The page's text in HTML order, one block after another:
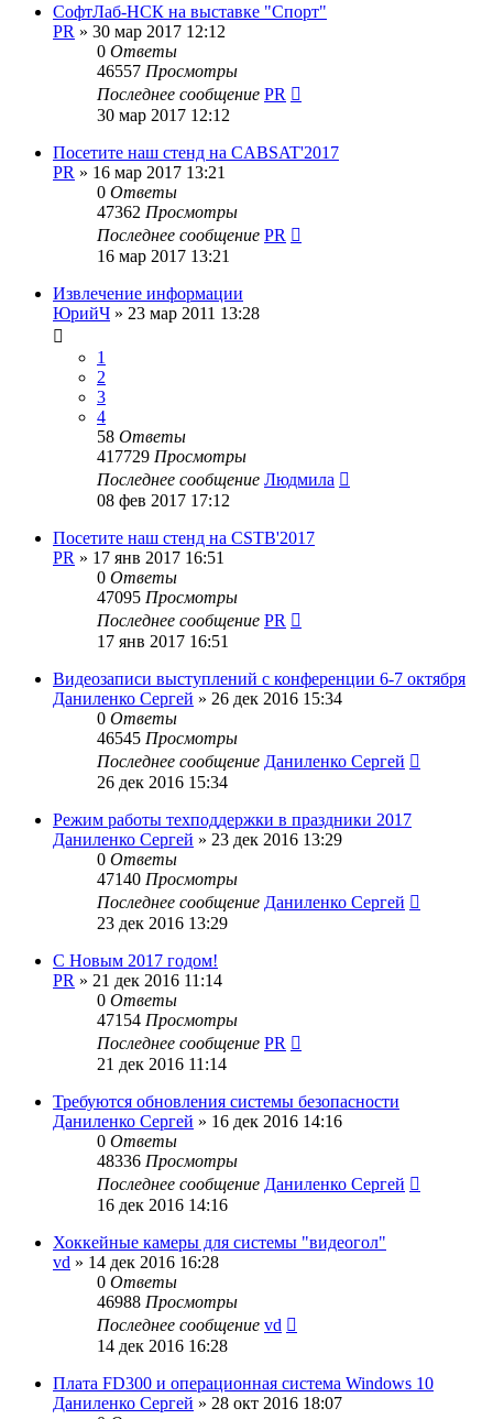
СофтЛаб-НСК на выставке "Спорт"
PR » 30 мар 2017 12:12
0 Ответы
46557 Просмотры
Последнее сообщение PR
30 мар 2017 12:12
Посетите наш стенд на CABSAT'2017
PR » 16 мар 2017 13:21
0 Ответы
47362 Просмотры
Последнее сообщение PR
16 мар 2017 13:21
Извлечение информации
ЮрийЧ » 23 мар 2011 13:28
1
2
3
4
58 Ответы
417729 Просмотры
Последнее сообщение Людмила
08 фев 2017 17:12
Посетите наш стенд на CSTB'2017
PR » 17 янв 2017 16:51
0 Ответы
47095 Просмотры
Последнее сообщение PR
17 янв 2017 16:51
Видеозаписи выступлений c конференции 6-7 октября
Даниленко Сергей » 26 дек 2016 15:34
0 Ответы
46545 Просмотры
Последнее сообщение Даниленко Сергей
26 дек 2016 15:34
Режим работы техподдержки в праздники 2017
Даниленко Сергей » 23 дек 2016 13:29
0 Ответы
47140 Просмотры
Последнее сообщение Даниленко Сергей
23 дек 2016 13:29
С Новым 2017 годом!
PR » 21 дек 2016 11:14
0 Ответы
47154 Просмотры
Последнее сообщение PR
21 дек 2016 11:14
Требуются обновления системы безопасности
Даниленко Сергей » 16 дек 2016 14:16
0 Ответы
48336 Просмотры
Последнее сообщение Даниленко Сергей
16 дек 2016 14:16
Хоккейные камеры для системы "видеогол"
vd » 14 дек 2016 16:28
0 Ответы
46988 Просмотры
Последнее сообщение vd
14 дек 2016 16:28
Плата FD300 и операционная система Windows 10
Даниленко Сергей » 28 окт 2016 18:07